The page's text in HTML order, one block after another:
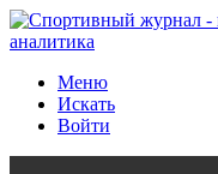
Меню
Искать
Войти